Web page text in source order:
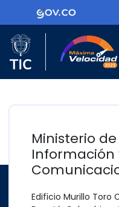
Ir al contenido principal
Logo
Logo del Ministerio
Ministerio
Información
Edificio Murillo Toro